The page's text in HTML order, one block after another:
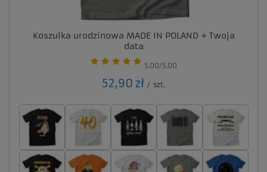
Koszulka urodzinowa MADE IN POLAND + Twoja
data
5.00/5.00
52,90 zł / szt.